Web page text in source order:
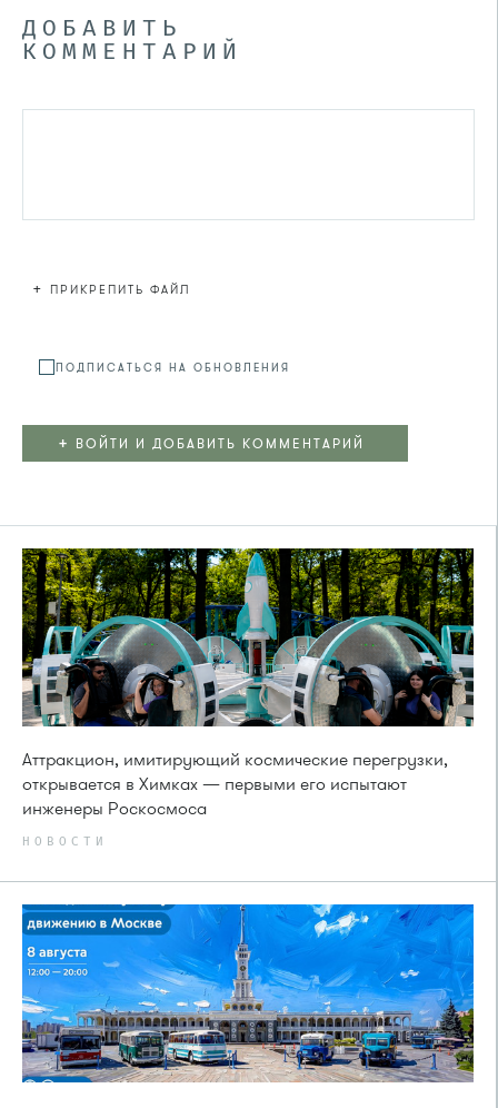
ДОБАВИТЬ
КОММЕНТАРИЙ
+ ПРИКРЕПИТЬ ФАЙЛ
ПОДПИСАТЬСЯ НА ОБНОВЛЕНИЯ
+ ВОЙТИ И ДОБАВИТЬ КОММЕНТАРИЙ
Аттракцион, имитирующий космические перегрузки,
открывается в Химках — первыми его испытают
инженеры Роскосмоса
НОВОСТИ